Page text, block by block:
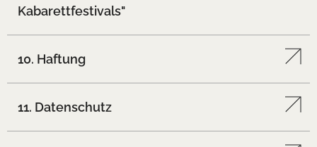
Kabarettfestivals"
10. Haftung
11. Datenschutz